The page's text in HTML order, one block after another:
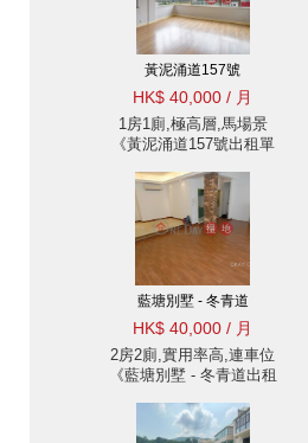
黃泥涌道157號
HK$ 40,000 / 月
1房1廁,極高層,馬場景
《黃泥涌道157號出租單
藍塘別墅 - 冬青道
HK$ 40,000 / 月
2房2廁,實用率高,連車位
《藍塘別墅 - 冬青道出租